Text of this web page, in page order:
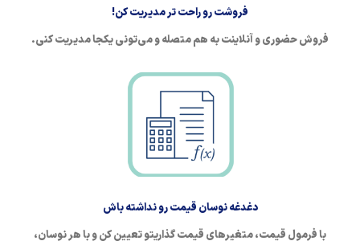
فروشت رو راحت تر مدیریت کن!
فروش حضوری و آنلاینت به هم متصله و می‌تونی یکجا مدیریت کنی.
دغدغه نوسان قیمت رو نداشته باش
با فرمول قیمت، متغیرهای قیمت گذاریتو تعیین کن و با هر نوسان،